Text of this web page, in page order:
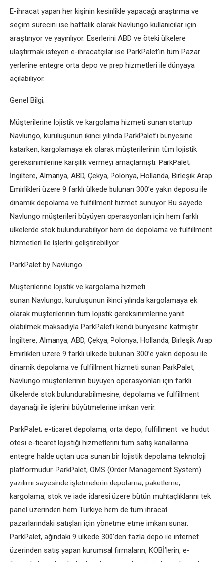
E-ihracat yapan her kişinin kesinlikle yapacağı araştırma ve
seçim sürecini ise haftalık olarak Navlungo kullanıcılar için
araştırıyor ve yayınlıyor. Eserlerini ABD ve öteki ülkelere
ulaştırmak isteyen e-ihracatçılar ise ParkPalet’in tüm Pazar
yerlerine entegre orta depo ve prep hizmetleri ile dünyaya
açılabiliyor.
Genel Bilgi;
Müşterilerine lojistik ve kargolama hizmeti sunan startup
Navlungo, kuruluşunun ikinci yılında ParkPalet’i bünyesine
katarken, kargolamaya ek olarak müşterilerinin tüm lojistik
gereksinimlerine karşılık vermeyi amaçlamıştı. ParkPalet;
İngiltere, Almanya, ABD, Çekya, Polonya, Hollanda, Birleşik Arap
Emirlikleri üzere 9 farklı ülkede bulunan 300’e yakın deposu ile
dinamik depolama ve fulfillment hizmet sunuyor. Bu sayede
Navlungo müşterileri büyüyen operasyonları için hem farklı
ülkelerde stok bulundurabiliyor hem de depolama ve fulfillment
hizmetleri ile işlerini geliştirebiliyor.
ParkPalet by Navlungo
Müşterilerine lojistik ve kargolama hizmeti
sunan Navlungo, kuruluşunun ikinci yılında kargolamaya ek
olarak müşterilerinin tüm lojistik gereksinimlerine yanıt
olabilmek maksadıyla ParkPalet’i kendi bünyesine katmıştır.
İngiltere, Almanya, ABD, Çekya, Polonya, Hollanda, Birleşik Arap
Emirlikleri üzere 9 farklı ülkede bulunan 300’e yakın deposu ile
dinamik depolama ve fulfillment hizmeti sunan ParkPalet,
Navlungo müşterilerinin büyüyen operasyonları için farklı
ülkelerde stok bulundurabilmesine, depolama ve fulfillment
dayanağı ile işlerini büyütmelerine imkan verir.
ParkPalet; e-ticaret depolama, orta depo, fulfillment ve hudut
ötesi e-ticaret lojistiği hizmetlerini tüm satış kanallarına
entegre halde uçtan uca sunan bir lojistik depolama teknoloji
platformudur. ParkPalet, OMS (Order Management System)
yazılımı sayesinde işletmelerin depolama, paketleme,
kargolama, stok ve iade idaresi üzere bütün muhtaçlıklarını tek
panel üzerinden hem Türkiye hem de tüm ihracat
pazarlarındaki satışları için yönetme etme imkanı sunar.
ParkPalet, ağındaki 9 ülkede 300’den fazla depo ile internet
üzerinden satış yapan kurumsal firmaların, KOBİ’lerin, e-